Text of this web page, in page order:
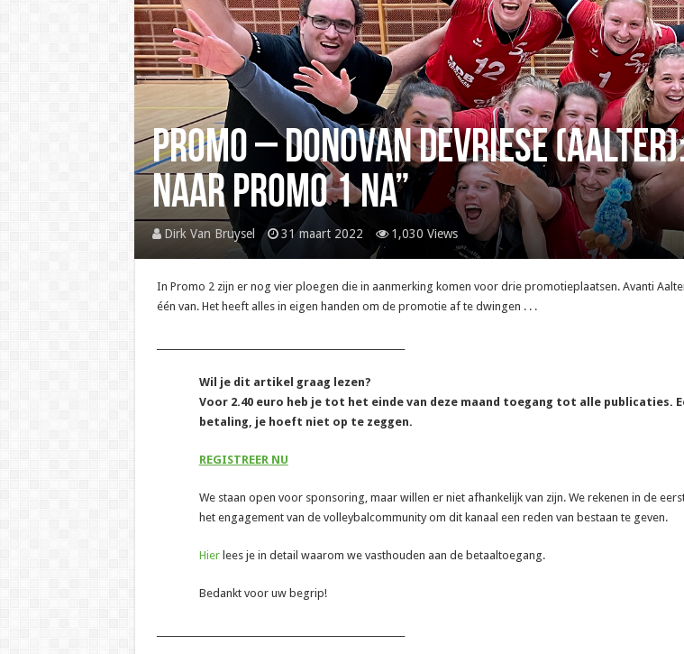
Promo – Donovan Devriese
naar Promo 1 na”
Dirk Van Bruysel 31 maart 2022 1,030 Views
In Promo 2 zijn er nog vier ploegen die in aanmerking komen voor drie promotieplaatsen. Avanti
één van. Het heeft alles in eigen handen om de promotie af te dwingen . . .
Wil je dit artikel graag lezen?
Voor 2.40 euro heb je tot het einde van deze maand toegang tot alle publicaties.
betaling, je hoeft niet op te zeggen.
REGISTREER NU
We staan open voor sponsoring, maar willen er niet afhankelijk van zijn. We rekenen in de
het engagement van de volleybalcommunity om dit kanaal een reden van bestaan te geven.
Hierlees je in detail waarom we vasthouden aan de betaaltoegang.
Bedankt voor uw begrip!